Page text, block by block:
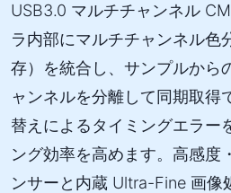
USB3.0 マルチチャンネル
ラ内部にマルチチャンネル色
存）を統合し、サンプルから
ャンネルを分離して同期取得
替えによるタイミングエラー
ング効率を高めます。高感度
ンサーと内蔵 Ultra-Fine 画像